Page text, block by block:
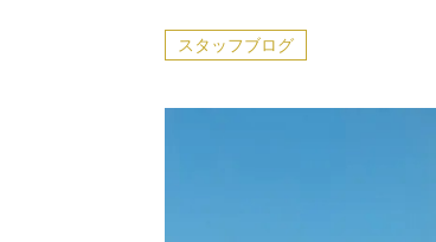
スタッフブログ